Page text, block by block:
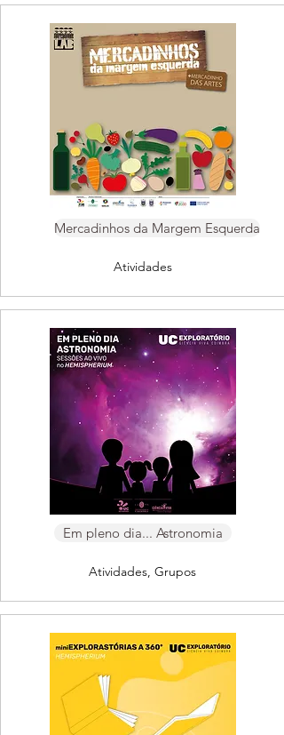
Mercadinhos da Margem Esquerda
Atividades
Em pleno dia... Astronomia
Atividades, Grupos